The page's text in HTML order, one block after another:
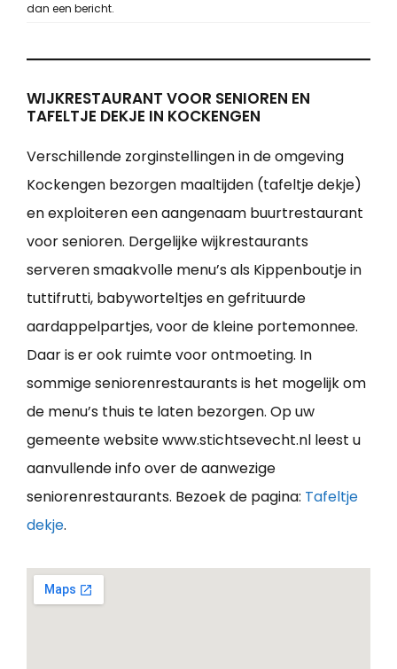
dan een bericht.
WIJKRESTAURANT VOOR SENIOREN EN
TAFELTJE DEKJE IN KOCKENGEN
Verschillende zorginstellingen in de omgeving
Kockengen bezorgen maaltijden (tafeltje dekje)
en exploiteren een aangenaam buurtrestaurant
voor senioren. Dergelijke wijkrestaurants
serveren smaakvolle menu’s als Kippenboutje in
tuttifrutti, babyworteltjes en gefrituurde
aardappelpartjes, voor de kleine portemonnee.
Daar is er ook ruimte voor ontmoeting. In
sommige seniorenrestaurants is het mogelijk om
de menu’s thuis te laten bezorgen. Op uw
gemeente website www.stichtsevecht.nl leest u
aanvullende info over de aanwezige
seniorenrestaurants. Bezoek de pagina: Tafeltje
dekje.